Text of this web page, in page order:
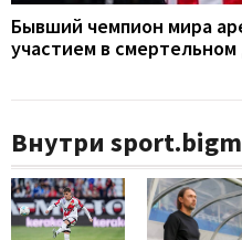
Бывший чемпион мира
участием в
Внутри